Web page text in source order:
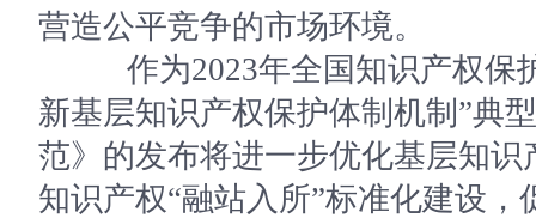
营造公平竞争的市场环境。
作为2023年全国知识产权保
新基层知识产权保护体制机制”典
范》的发布将进一步优化基层知
知识产权“融站入所”标准化建设